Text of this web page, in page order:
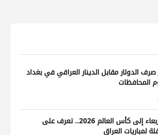
صرف الدولار مقابل الدينار العراقي في بغداد
المحافظات
من ودية الأربعاء إلى كأس العالم 2026.. تعرف على
لمباريات العراق